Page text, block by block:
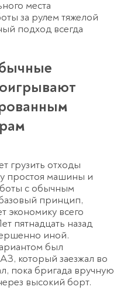
места
за рулем тяжелой
подход всегда
грузить отходы
простоя машины и
с обычным
принцип,
экономику всего
пятнадцать назад
иной.
был
который заезжал во
пока бригада вручную
высокий борт.